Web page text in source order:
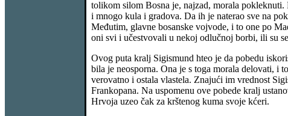
tolikom silom Bosna je, najzad, morala
i mnogo kula i gradova. Da ih je naterao sve na
Međutim, glavne bosanske vojvode, i to one po
oni svi i učestvovali u nekoj odlučnoj borbi, ili su
Ovog puta kralj Sigismund hteo je da pobedu
bila je neosporna. Ona je s toga morala delovati, i
verovatno i ostala vlastela. Znajući im vrednost
Frankopana. Na uspomenu ove pobede kralj
Hrvoja uzeo čak za krštenog kuma svoje kćeri.